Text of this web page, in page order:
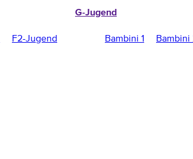
F2-Jugend
G-Jugend
Bambini 1 Bambini